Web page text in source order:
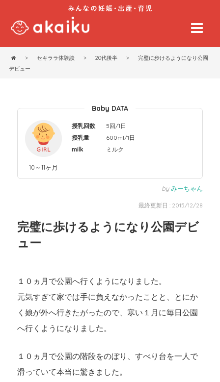
> セキララ体験談 > 20代後半 >
完璧に歩けるようになり公園
デビュー
Baby DATA
10～11ヶ月
授乳回数
5回/1日
授乳量
600ml/1日
milk
ミルク
byみーちゃん
最終更新日 : 2015/12/28
完璧に歩けるようになり公園デビ
ュー
１０ヵ月で公園へ行くようになりました。
元気すぎて家では手に負えなかったことと、とにか
く娘が外へ行きたがったので、寒い１月に毎日公園
へ行くようになりました。
１０ヵ月で公園の階段をのぼり、すべり台を一人で
滑っていて本当に驚きました。